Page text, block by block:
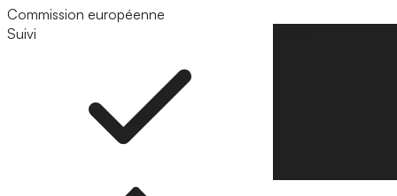
Commission européenne
Suivi